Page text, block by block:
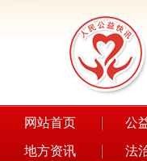
网站首页 公
地方资讯 法